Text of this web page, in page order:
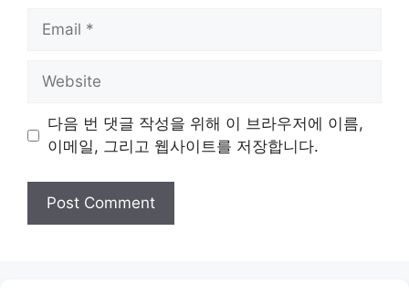
Email
Website
다음 번 댓글 작성을 위해 이 브라우저에 이름,
이메일, 그리고 웹사이트를 저장합니다.